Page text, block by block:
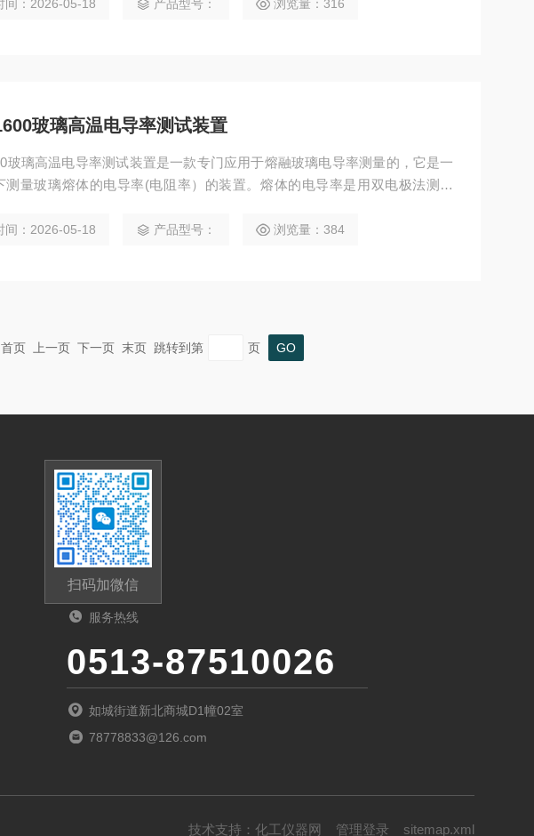
。
间：2026-05-18 产品型号： 浏览量：316
玻璃高温电导率测试装置
玻璃高温电导率测试装置是一款专门应用于熔融玻璃电导率测量的，它是一
测量玻璃熔体的电导率(电阻率）的装置。熔体的电导率是用双电极法测量
间：2026-05-18 产品型号： 浏览量：384
页 上一页 下一页 末页 跳转到第 页
扫码加微信
服务热线
0513-87510026
如城街道新北商城D1幢02室
78778833@126.com
技术支持： 化工仪器网 管理登录 sitemap.xml